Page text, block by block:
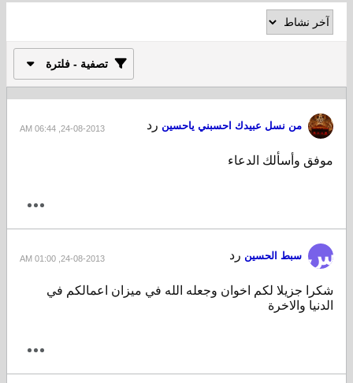
تصفية - فلترة
من نسل عبيدك احسبني ياحسين رد 24-08-2013, 06:44 AM
موفق وأسألك الدعاء
سبط الحسين رد 24-08-2013, 01:00 AM
شكرا جزيلا لكم اخوان وجعله الله في ميزان اعمالكم في
الدنيا والاخرة